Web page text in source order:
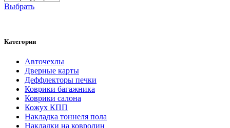
Выбрать
Категории
Авточехлы
Дверные карты
Деффлекторы печки
Коврики багажника
Коврики салона
Кожух КПП
Накладка тоннеля пола
Накладки на ковролин